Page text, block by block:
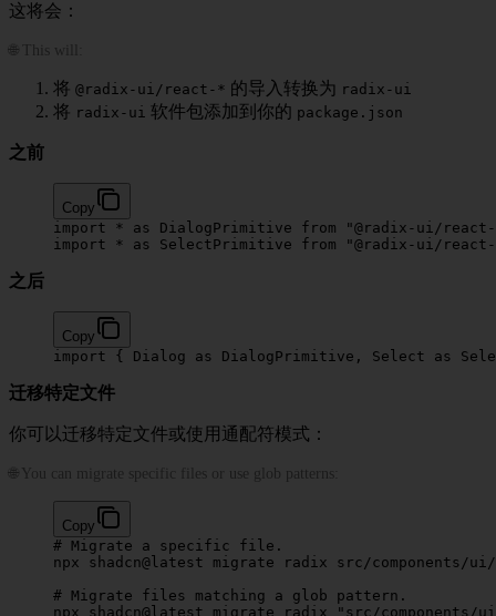
这将会：
🌐 This will:
将 @radix-ui/react-* 的导入转换为 radix-ui
将 radix-ui 软件包添加到你的 package.json
之前
Copy
import * as DialogPrimitive from "@radix-ui/
import * as SelectPrimitive from "@radix-ui/
之后
Copy
import { Dialog as DialogPrimitive, Select as
迁移特定文件
你可以迁移特定文件或使用通配符模式：
🌐 You can migrate specific files or use glob patterns:
Copy
# Migrate a specific file.
npx shadcn@latest migrate radix src/components/
# Migrate files matching a glob pattern.
npx shadcn@latest migrate radix "src/components/